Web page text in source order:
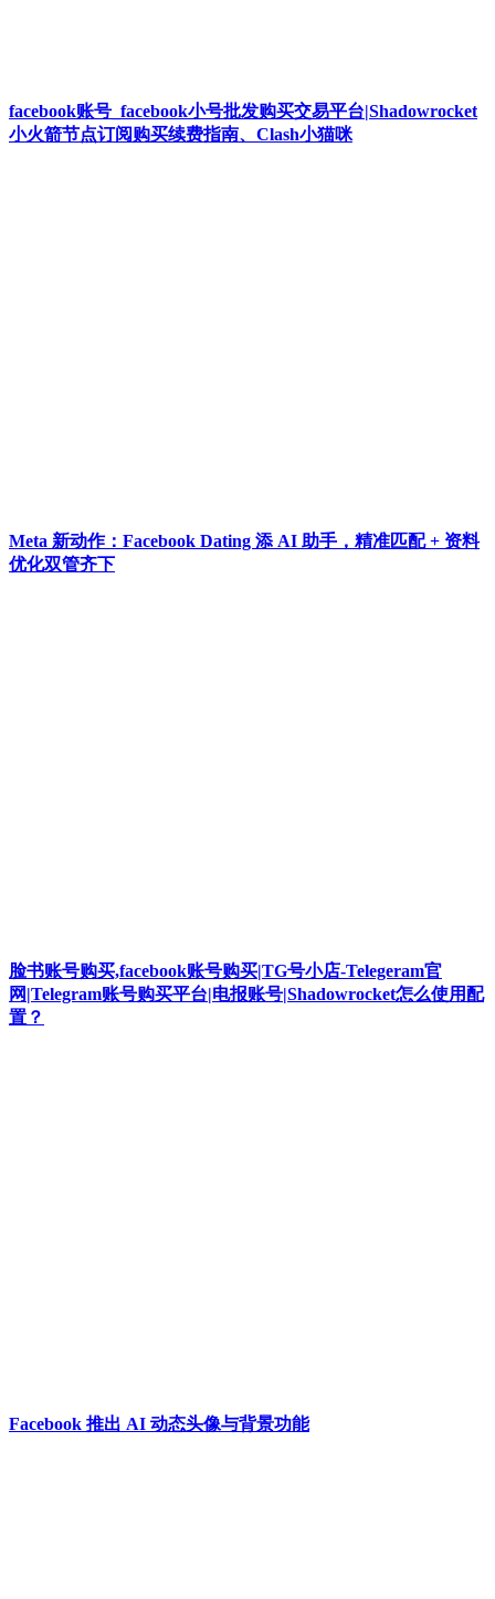
facebook账号_facebook小号批发购买交易平台|Shadowrocket
小火箭节点订阅购买续费指南、Clash小猫咪
Meta 新动作：Facebook Dating 添 AI 助手，精准匹配 + 资料
优化双管齐下
脸书账号购买,facebook账号购买|TG号小店-Telegeram官
网|Telegram账号购买平台|电报账号|Shadowrocket怎么使用配
置？
Facebook 推出 AI 动态头像与背景功能